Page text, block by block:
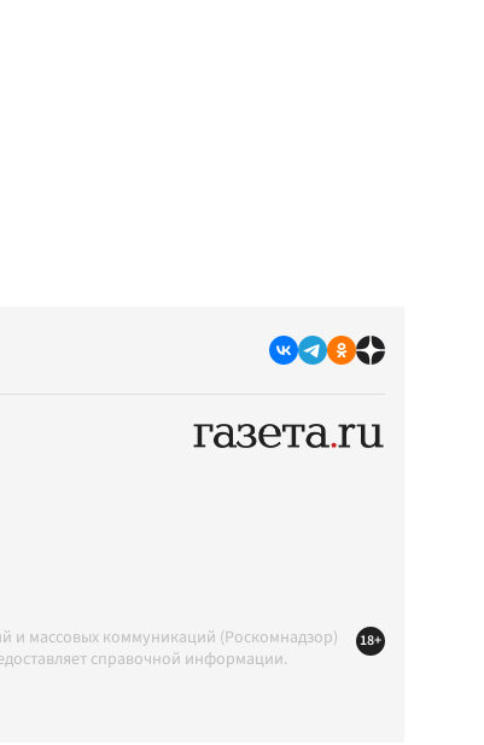
и массовых коммуникаций (Роскомнадзор)
справочной информации.
18+